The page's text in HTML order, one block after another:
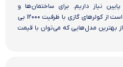
نیاز داریم. برای ساختمان‌ها و
اتاق‌هایی با این مساحت، بهتر است از کولرهای گازی با ظرفیت ۱۲۰۰۰ بی
بهترین مدل‌هایی که می‌توان با قیمت